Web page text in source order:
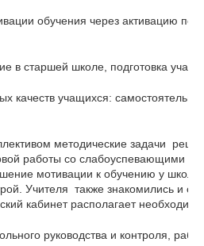
обучения через активацию
в старшей школе, подготовка
качеств учащихся:
методические задачи
работы со слабоуспевающими
мотивации к обучению у
Учителя  также знакомились и
кабинет располагает
руководства и контроля,